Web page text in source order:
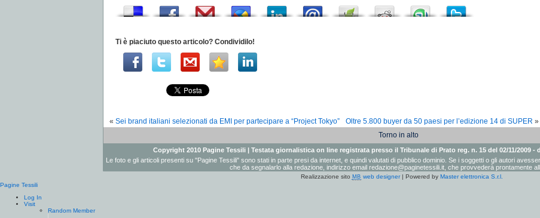
Ti è piaciuto questo articolo? Condividilo!
« Sei brand italiani selezionati da EMI per partecipare a “Project Tokyo” Oltre 5.800 buyer da 50 paesi per l’edizione 14 di SUPER »
Torno in alto
Copyright 2010 Pagine Tessili | Testata giornalistica on line registrata presso il Tribunale di Prato reg. n. 15 del 02/11/2009
Le foto e gli articoli presenti su "Pagine Tessili" sono stati in parte presi da internet, e quindi valutati di pubblico dominio. Se i soggetti o gli autori
che da segnalarlo alla redazione, indirizzo email redazione@paginetessili.it , che provvederà prontamente
Realizzazione sito MB web designer| Powered byMaster elettronica S.r.l.
Pagine Tessili
Log In
Visit
Random Member